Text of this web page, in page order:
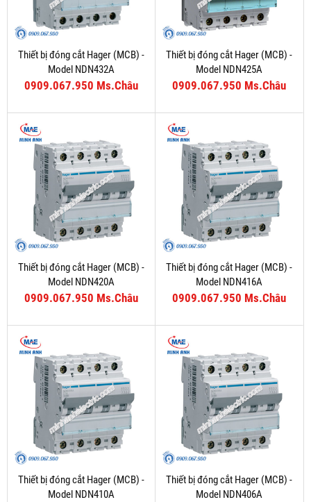
Thiết bị đóng cắt Hager (MCB) -
Model NDN432A
0909.067.950 Ms.Châu
Thiết bị đóng cắt Hager (MCB) -
Model NDN425A
0909.067.950 Ms.Châu
Thiết bị đóng cắt Hager (MCB) -
Model NDN420A
0909.067.950 Ms.Châu
Thiết bị đóng cắt Hager (MCB) -
Model NDN416A
0909.067.950 Ms.Châu
Thiết bị đóng cắt Hager (MCB) -
Model NDN410A
Thiết bị đóng cắt Hager (MCB) -
Model NDN406A